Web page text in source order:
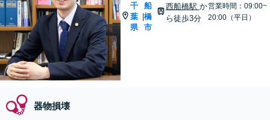
千
葉
県
船
橋
市
西船橋駅 か
ら徒歩3分
営業時間：09:00~
20:00（平日）
器物損壊